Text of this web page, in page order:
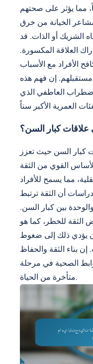
مما يؤثر على صحتهم
مشاعر الخيانة من خرق
الشريك أو الذات. قد
العلاقة المكسورة.
الأفراد مع الأسباب
مستقبلهم. إن فهم هذه
العاطفي الذي
علاقات كبار السن؟
كبار السن حيث تعزز
القوي من الثقة
مما يسمح للأفراد
أن الثقة ترتبط
بين كبار السن.
الثقة للخطر، كما هو
يؤدي ذلك إلى ضغوط
بناء الثقة والحفاظ
الصحية في مرحلة
متأخرة من الحياة.